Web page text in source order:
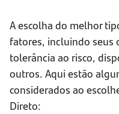
A escolha do melhor
fatores, incluindo seus
tolerância ao risco,
outros. Aqui estão
considerados ao
Direto: